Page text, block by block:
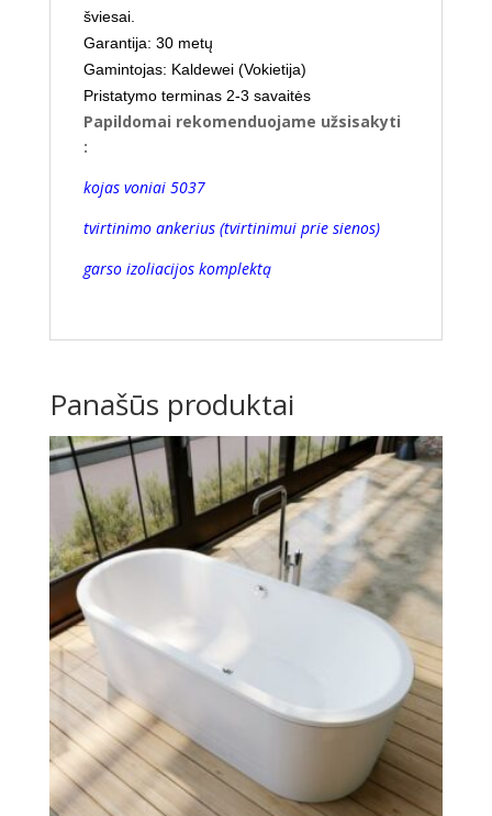
šviesai.
Garantija: 30 metų
Gamintojas: Kaldewei (Vokietija)
Pristatymo terminas 2-3 savaitės
Papildomai rekomenduojame užsisakyti
:
kojas voniai 5037
tvirtinimo ankerius (tvirtinimui prie sienos)
garso izoliacijos komplektą
Panašūs produktai